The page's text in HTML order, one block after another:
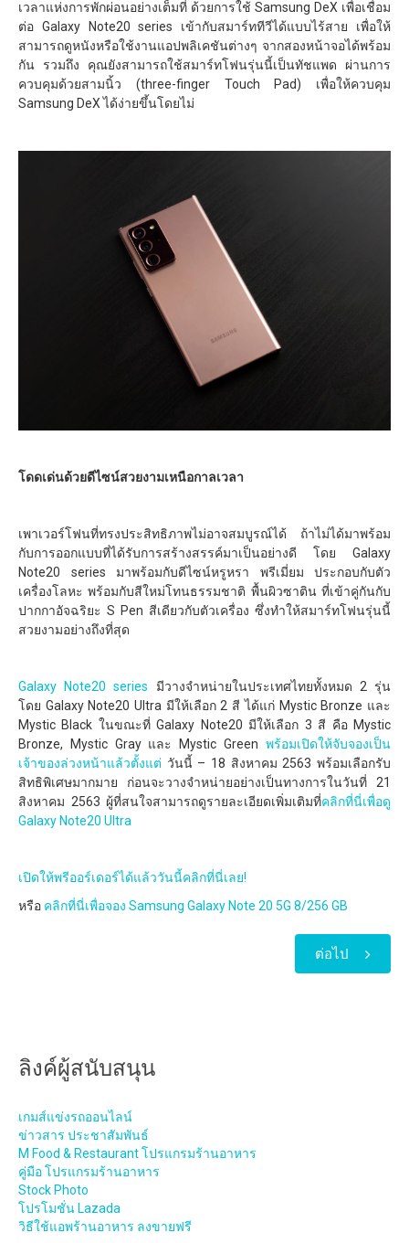
เวลาแห่งการพักผ่อนอย่างเต็มที่ ด้วยการใช้ Samsung DeX เพื่อเชื่อม
ต่อ Galaxy Note20 series เข้ากับสมาร์ททีวีได้แบบไร้สาย เพื่อให้
สามารถดูหนังหรือใช้งานแอปพลิเคชันต่างๆ จากสองหน้าจอได้พร้อม
กัน รวมถึง คุณยังสามารถใช้สมาร์ทโฟนรุ่นนี้เป็นทัชแพด ผ่านการ
ควบคุมด้วยสามนิ้ว (three-finger Touch Pad) เพื่อให้ควบคุม
Samsung DeX ได้ง่ายขึ้นโดยไม่
โดดเด่นด้วยดีไซน์สวยงามเหนือกาลเวลา
เพาเวอร์โฟนที่ทรงประสิทธิภาพไม่อาจสมบูรณ์ได้ ถ้าไม่ได้มาพร้อม
กับการออกแบบที่ได้รับการสร้างสรรค์มาเป็นอย่างดี โดย Galaxy
Note20 series มาพร้อมกับดีไซน์หรูหรา พรีเมี่ยม ประกอบกับตัว
เครื่องโลหะ พร้อมกับสีใหม่โทนธรรมชาติ พื้นผิวซาติน ที่เข้าคู่กันกับ
ปากกาอัจฉริยะ S Pen สีเดียวกับตัวเครื่อง ซึ่งทำให้สมาร์ทโฟนรุ่นนี้
สวยงามอย่างถึงที่สุด
Galaxy Note20 series มีวางจำหน่ายในประเทศไทยทั้งหมด 2 รุ่น
โดย Galaxy Note20 Ultra มีให้เลือก 2 สี ได้แก่ Mystic Bronze และ
Mystic Black ในขณะที่ Galaxy Note20 มีให้เลือก 3 สี คือ Mystic
Bronze, Mystic Gray และ Mystic Green พร้อมเปิดให้จับจองเป็น
เจ้าของล่วงหน้าแล้วตั้งแต่ วันนี้ – 18 สิงหาคม 2563 พร้อมเลือกรับ
สิทธิพิเศษมากมาย ก่อนจะวางจำหน่ายอย่างเป็นทางการในวันที่ 21
สิงหาคม 2563 ผู้ที่สนใจสามารถดูรายละเอียดเพิ่มเติมที่คลิกที่นี่เพื่อดู
Galaxy Note20 Ultra
เปิดให้พรีออร์เดอร์ได้แล้ววันนี้คลิกที่นี่เลย!
หรือ คลิกที่นี่เพื่อจอง Samsung Galaxy Note 20 5G 8/256 GB
ต่อไป
ลิงค์ผู้สนับสนุน
เกมส์แข่งรถออนไลน์
ข่าวสาร ประชาสัมพันธ์
M Food & Restaurant โปรแกรมร้านอาหาร
คู่มือ โปรแกรมร้านอาหาร
Stock Photo
โปรโมชั่น Lazada
วิธีใช้แอพร้านอาหาร ลงขายฟรี